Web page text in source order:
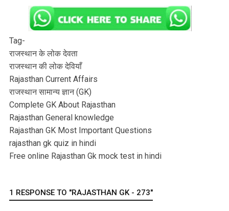
Tag-
राजस्थान के लोक देवता
राजस्थान की लोक देवियाँ
Rajasthan Current Affairs
राजस्थान सामान्य ज्ञान (GK)
Complete GK About Rajasthan
Rajasthan General knowledge
Rajasthan GK Most Important Questions
rajasthan gk quiz in hindi
Free online Rajasthan Gk mock test in hindi
1 RESPONSE TO "RAJASTHAN GK - 273"